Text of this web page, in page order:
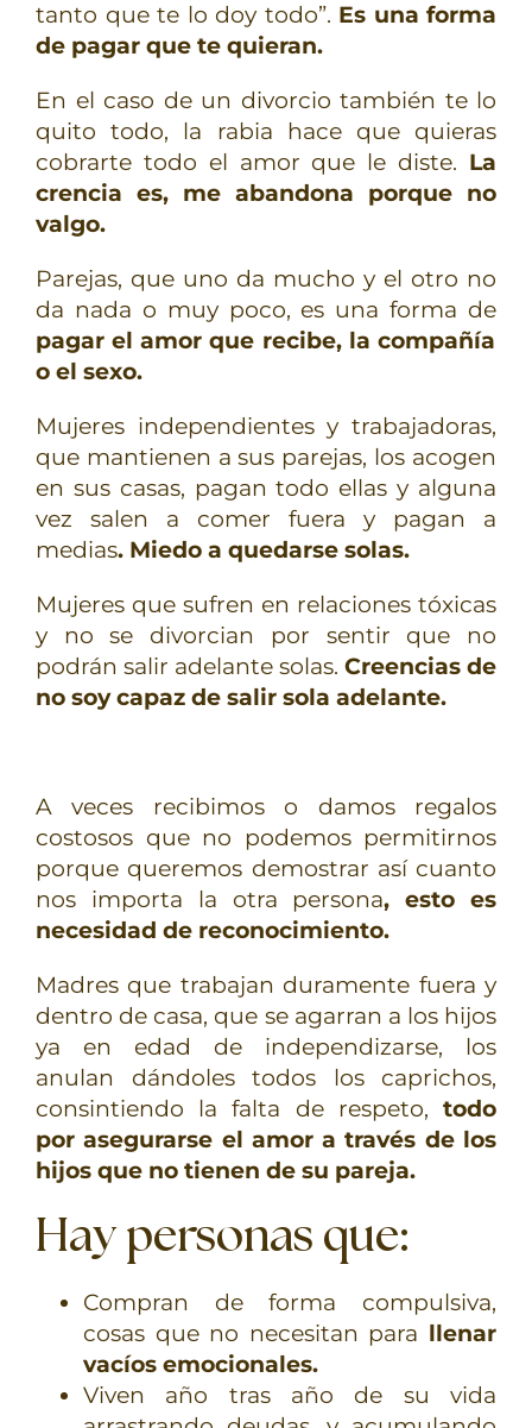
tanto que te lo doy todo”. Es una forma
de pagar que te quieran.
En el caso de un divorcio también te lo
quito todo, la rabia hace que quieras
cobrarte todo el amor que le diste. La
crencia es, me abandona porque no
valgo.
Parejas, que uno da mucho y el otro no
da nada o muy poco, es una forma de
pagar el amor que recibe, la compañía
o el sexo.
Mujeres independientes y trabajadoras,
que mantienen a sus parejas, los acogen
en sus casas, pagan todo ellas y alguna
vez salen a comer fuera y pagan a
medias. Miedo a quedarse solas.
Mujeres que sufren en relaciones tóxicas
y no se divorcian por sentir que no
podrán salir adelante solas. Creencias de
no soy capaz de salir sola adelante.
A veces recibimos o damos regalos
costosos que no podemos permitirnos
porque queremos demostrar así cuanto
nos importa la otra persona, esto es
necesidad de reconocimiento.
Madres que trabajan duramente fuera y
dentro de casa, que se agarran a los hijos
ya en edad de independizarse, los
anulan dándoles todos los caprichos,
consintiendo la falta de respeto, todo
por asegurarse el amor a través de los
hijos que no tienen de su pareja.
Hay personas que:
Compran de forma compulsiva,
cosas que no necesitan para llenar
vacíos emocionales.
Viven año tras año de su vida